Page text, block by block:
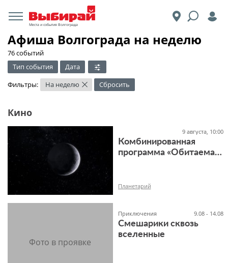
Места и события Волгограда
Афиша Волгограда на неделю
76 событий
Тип события
Дата
Фильтры:
На неделю × Сбросить
Кино
9 августа, 10:00
Комбинированная
программа «Обитаемая
Планетарий
Приключения 9.08 - 14.08
Смешарики сквозь
вселенные